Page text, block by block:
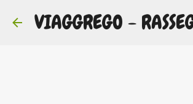
VIAGGREGO -